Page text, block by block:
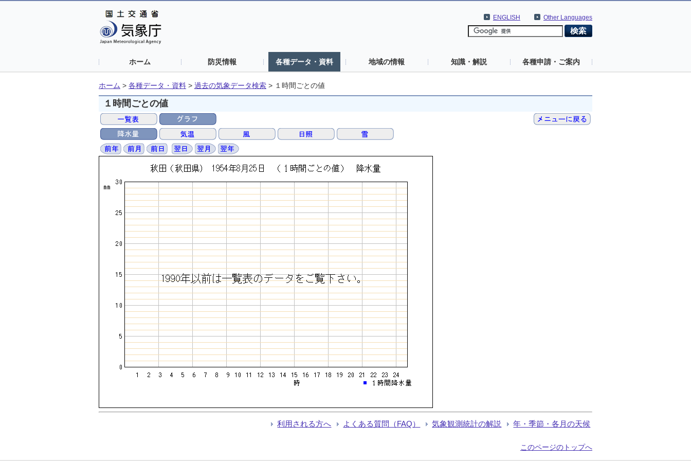
Other Languages
ENGLISH
ホーム 防災情報 各種データ・資料 地域の情報 知識・解説 各種申請・ご案内
ホーム > 各種データ・資料 > 過去の気象データ検索 > １時間ごとの値
１時間ごとの値
利用される方へ よくある質問（FAQ） 気象観測統計の解説 年・季節・各月の天候
このページのトップへ